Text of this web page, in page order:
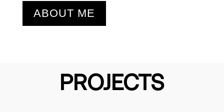
ABOUT ME
PROJECTS